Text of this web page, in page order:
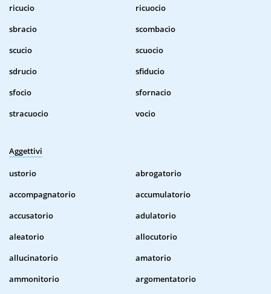
ricucio
ricuocio
sbracio
scombacio
scucio
scuocio
sdrucio
sfiducio
sfocio
sfornacio
stracuocio
vocio
Aggettivi
ustorio
abrogatorio
accompagnatorio
accumulatorio
accusatorio
adulatorio
aleatorio
allocutorio
allucinatorio
amatorio
ammonitorio
argomentatorio